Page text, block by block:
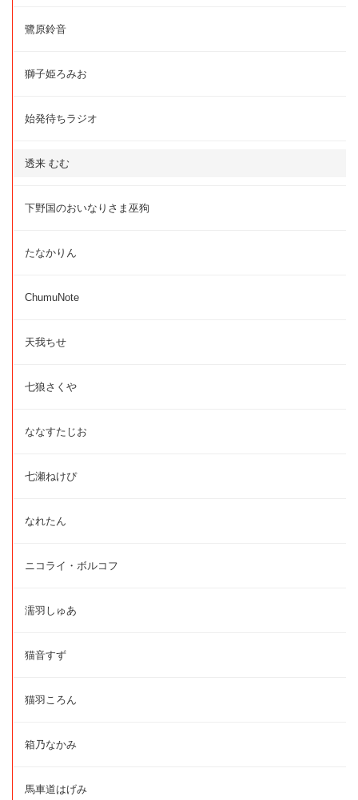
鷺原鈴音
獅子姫ろみお
始発待ちラジオ
透来 むむ
下野国のおいなりさま巫狗
たなかりん
ChumuNote
天我ちせ
七狼さくや
ななすたじお
七瀬ねけぴ
なれたん
ニコライ・ボルコフ
濡羽しゅあ
猫音すず
猫羽ころん
箱乃なかみ
馬車道はげみ